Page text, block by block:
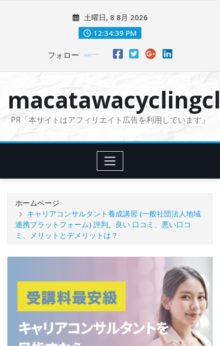
に
土曜日, 8 8月 2026
12:34:40 PM
フォロー
PR「本サイトはアフィリエイト広告を利用しています」
ホームページ
キャリアコンサルタント養成講習 (一般社団法人地域
連携プラットフォーム) 評判、良い 口コミ、悪い口コ
ミ、メリットとデメリットは？